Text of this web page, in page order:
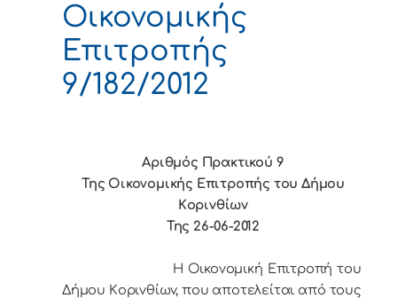
Οικονομικής
Επιτροπής
9/182/2012
Αριθμός Πρακτικού 9
Της Οικονομικής Επιτρoπής τoυ Δήμoυ
Κoριvθίωv
Της 26-06-2012
Η Οικονομική Επιτρoπή τoυ
Δήμoυ Κoριvθίωv, πoυ απoτελείται από τoυς